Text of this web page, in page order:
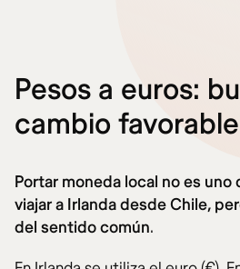
Pesos a euros:
cambio favorable
Portar moneda local no es
viajar a Irlanda desde Chile,
del sentido común.